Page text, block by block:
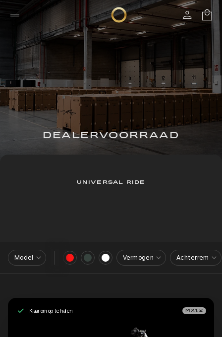
DEALERVOORRAAD
UNIVERSAL RIDE
Model Vermogen Achterrem
Klaar om op te halen MX1.2